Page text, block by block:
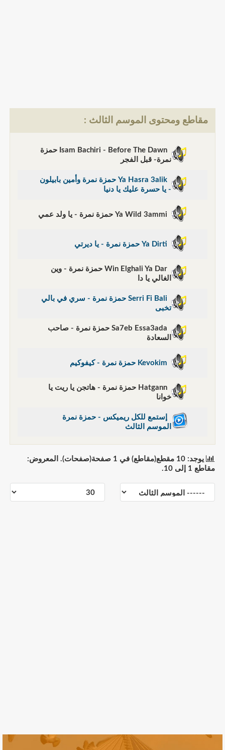
مقاطع ومحتوى الموسم الثالث :
Isam Bachiri - Before The Dawn حمزة
نمرة- قبل الفجر
Ya Hasra 3alik حمزة نمرة وأمين بابيلون
- يا حسرة عليك يا دنيا
Win Elghali Ya Dar حمزة نمرة - وين
الغالي يا دا
Serri Fi Bali حمزة نمرة - سري في بالي
تخبى
Sa7eb Essa3ada حمزة نمرة - صاحب
السعادة
Hatgann حمزة نمرة - هاتجن يا ريت يا
خوانا
إستمع للكل ريميكس - حمزة نمرة
الموسم الثالث
يوجد: 10 مقطع(مقاطع) في 1 صفحة(صفحات). المعروض:
مقاطع 1 إلى 10.